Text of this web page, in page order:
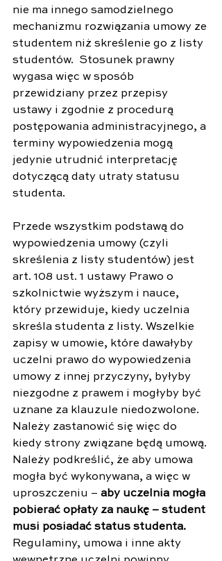
nie ma innego samodzielnego
mechanizmu rozwiązania umowy ze
studentem niż skreślenie go z listy
studentów.  Stosunek prawny
wygasa więc w sposób
przewidziany przez przepisy
ustawy i zgodnie z procedurą
postępowania administracyjnego, a
terminy wypowiedzenia mogą
jedynie utrudnić interpretację
dotyczącą daty utraty statusu
studenta.
Przede wszystkim podstawą do
wypowiedzenia umowy (czyli
skreślenia z listy studentów) jest
art. 108 ust. 1 ustawy Prawo o
szkolnictwie wyższym i nauce,
który przewiduje, kiedy uczelnia
skreśla studenta z listy. Wszelkie
zapisy w umowie, które dawałyby
uczelni prawo do wypowiedzenia
umowy z innej przyczyny, byłyby
niezgodne z prawem i mogłyby być
uznane za klauzule niedozwolone.
Należy zastanowić się więc do
kiedy strony związane będą umową.
Należy podkreślić, że aby umowa
mogła być wykonywana, a więc w
uproszczeniu – aby uczelnia mogła
pobierać opłaty za naukę – student
musi posiadać status studenta.
Regulaminy, umowa i inne akty